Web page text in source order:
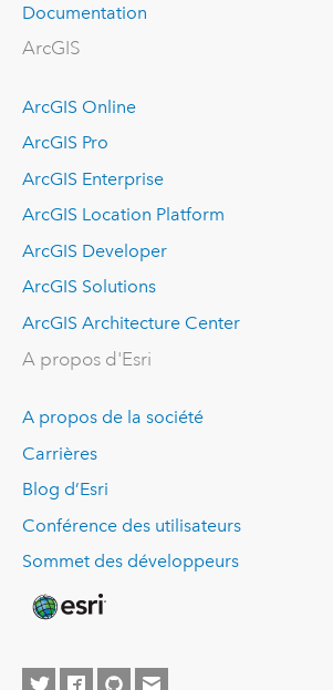
Documentation
ArcGIS
ArcGIS Online
ArcGIS Pro
ArcGIS Enterprise
ArcGIS Location Platform
ArcGIS Developer
ArcGIS Solutions
ArcGIS Architecture Center
A propos d'Esri
A propos de la société
Carrières
Blog d’Esri
Conférence des utilisateurs
Sommet des développeurs